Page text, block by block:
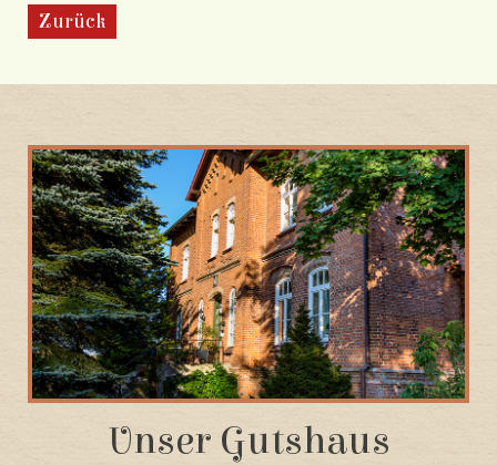
Zurück
Unser Gutshaus